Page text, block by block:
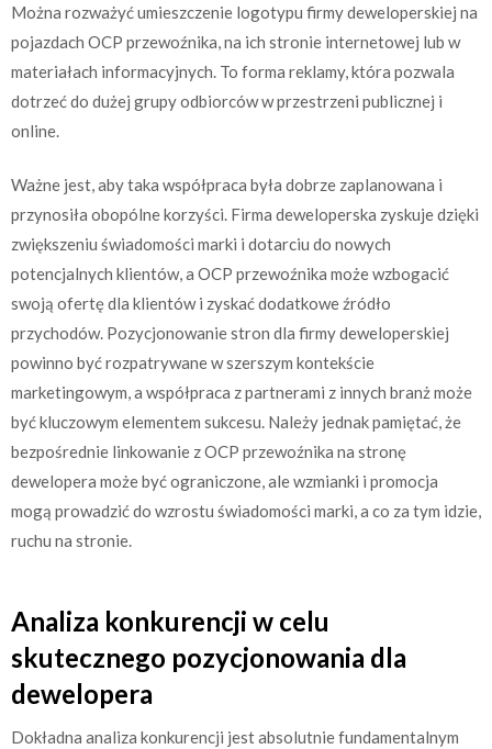
Można rozważyć umieszczenie logotypu firmy deweloperskiej na
pojazdach OCP przewoźnika, na ich stronie internetowej lub w
materiałach informacyjnych. To forma reklamy, która pozwala
dotrzeć do dużej grupy odbiorców w przestrzeni publicznej i
online.
Ważne jest, aby taka współpraca była dobrze zaplanowana i
przynosiła obopólne korzyści. Firma deweloperska zyskuje dzięki
zwiększeniu świadomości marki i dotarciu do nowych
potencjalnych klientów, a OCP przewoźnika może wzbogacić
swoją ofertę dla klientów i zyskać dodatkowe źródło
przychodów. Pozycjonowanie stron dla firmy deweloperskiej
powinno być rozpatrywane w szerszym kontekście
marketingowym, a współpraca z partnerami z innych branż może
być kluczowym elementem sukcesu. Należy jednak pamiętać, że
bezpośrednie linkowanie z OCP przewoźnika na stronę
dewelopera może być ograniczone, ale wzmianki i promocja
mogą prowadzić do wzrostu świadomości marki, a co za tym idzie,
ruchu na stronie.
Analiza konkurencji w celu
skutecznego pozycjonowania dla
dewelopera
Dokładna analiza konkurencji jest absolutnie fundamentalnym